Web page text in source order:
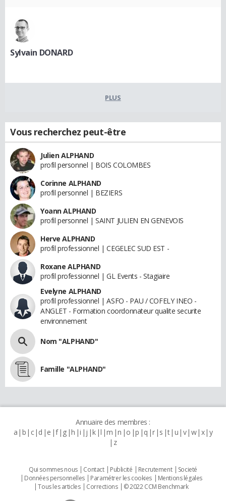
Sylvain DONARD
PLUS
Vous recherchez peut-être
Julien ALPHAND
profil personnel | BOIS COLOMBES
Corinne ALPHAND
profil personnel | BEZIERS
Yoann ALPHAND
profil personnel | SAINT JULIEN EN GENEVOIS
Herve ALPHAND
profil professionnel | CEGELEC SUD EST -
Roxane ALPHAND
profil professionnel | GL Events - Stagiaire
Evelyne ALPHAND
profil professionnel | ASFO - PAU / COFELY INEO -
ANGLET - Formation coordonnateur qualite securite
environnement
Nom "ALPHAND"
Famille "ALPHAND"
Annuaire des membres :
a b c d e f g h i j k l m n o p q r s t u v w x y
z
Qui sommes nous Contact Publicité Recrutement
Societé
Données personnelles
Paramétrer les cookies
Mentions légales
Tous les articles
Corrections © 2022 CCM Benchmark